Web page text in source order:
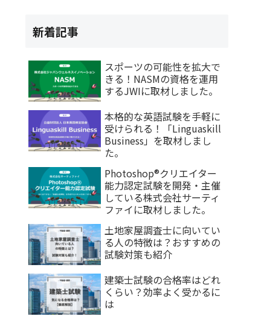
新着記事
スポーツの可能性を拡大で
きる！NASMの資格を運用
するJWIに取材しました。
本格的な英語試験を手軽に
受けられる！「Linguaskill
Business」を取材しまし
た。
Photoshop®クリエイター
能力認定試験を開発・主催
している株式会社サーティ
ファイに取材しました。
土地家屋調査士に向いてい
る人の特徴は？おすすめの
試験対策も紹介
建築士試験の合格率はどれ
くらい？効率よく受かるに
は